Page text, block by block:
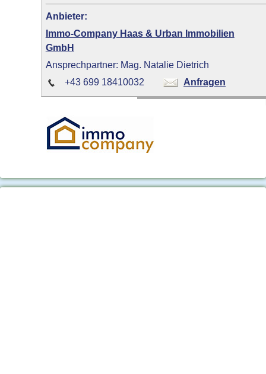
Anbieter:
Immo-Company Haas & Urban Immobilien
GmbH
Ansprechpartner: Mag. Natalie Dietrich
+43 699 18410032
Anfragen